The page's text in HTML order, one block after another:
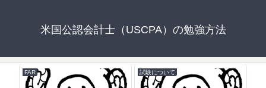
米国公認会計士（USCPA）の勉強方法
FAR 試験について